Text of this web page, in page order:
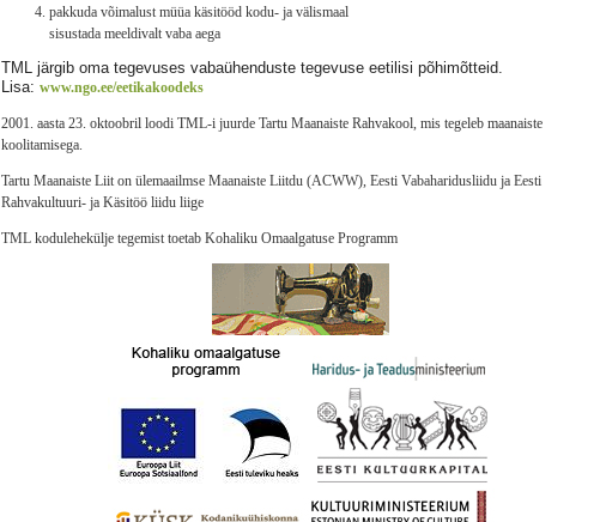
pakkuda võimalust müüa käsitööd kodu- ja välismaal
sisustada meeldivalt vaba aega
TML järgib oma tegevuses vabaühenduste tegevuse eetilisi põhimõtteid.
Lisa: www.ngo.ee/eetikakoodeks
2001. aasta 23. oktoobril loodi TML-i juurde Tartu Maanaiste Rahvakool, mis tegeleb maanaiste
koolitamisega.
Tartu Maanaiste Liit on ülemaailmse Maanaiste Liitdu (ACWW), Eesti Vabaharidusliidu ja Eesti
Rahvakultuuri- ja Käsitöö liidu liige
TML kodulehekülje tegemist toetab Kohaliku Omaalgatuse Programm